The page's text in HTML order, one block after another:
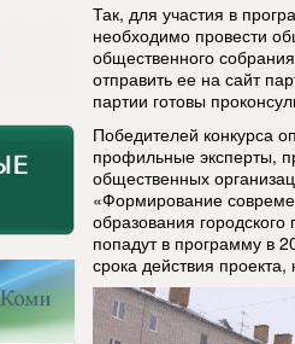
Так, для участия в
необходимо провести
общественного
отправить ее на сайт
партии готовы
Победителей конкурса
профильные эксперты,
общественных
«Формирование
образования
попадут в программу в
срока действия